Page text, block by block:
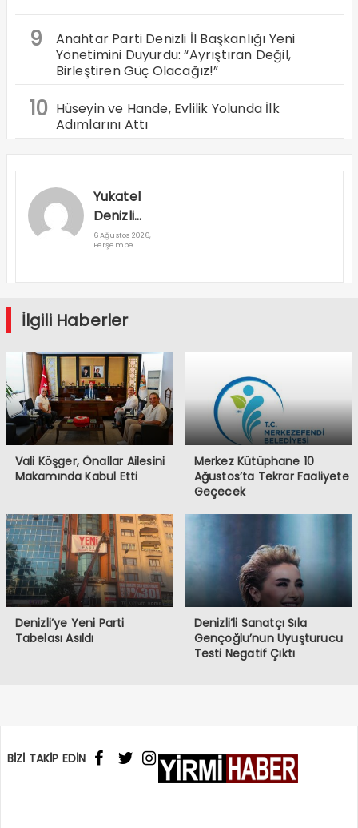
9
Anahtar Parti Denizli İl Başkanlığı Yeni
Yönetimini Duyurdu: “Ayrıştıran Değil,
Birleştiren Güç Olacağız!”
10 Hüseyin ve Hande, Evlilik Yolunda İlk
Adımlarını Attı
Yukatel
Denizli
Basket’in
Süper Lig
Başlıyor
6 Ağustos 2026,
Perşembe
İlgili Haberler
Vali Köşger, Önallar Ailesini
Makamında Kabul Etti
Merkez Kütüphane 10
Ağustos’ta Tekrar Faaliyete
Geçecek
Denizli’ye Yeni Parti
Tabelası Asıldı
Denizli’li Sanatçı Sıla
Gençoğlu’nun Uyuşturucu
Testi Negatif Çıktı
BİZİ TAKİP EDİN